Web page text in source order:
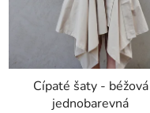
Cípaté šaty - béžová
jednobarevná